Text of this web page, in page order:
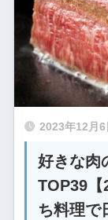
2023年12月6
好きな肉
TOP39【
ち料理で